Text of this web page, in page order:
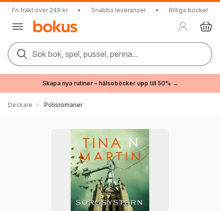
Fri frakt över 249 kr • Snabba leveranser • Billiga böcker
Sök bok, spel, pussel, penna...
Skapa nya rutiner – hälsoböcker upp till 50% →
Deckare Polisromaner